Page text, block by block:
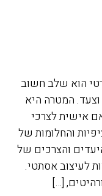
הוא שלב חשוב
המטרה היא
אישית לצרכי
והחלומות של
והצרכים של
לעיצוב אסתטי.
[…]